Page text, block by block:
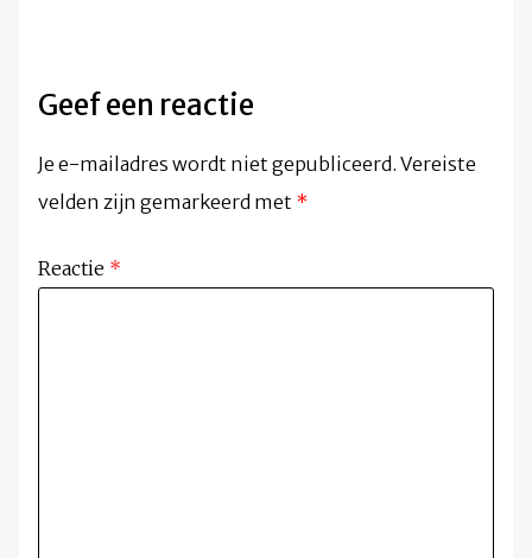
Geef een reactie
Je e-mailadres wordt niet gepubliceerd. Vereiste
velden zijn gemarkeerd met *
Reactie *